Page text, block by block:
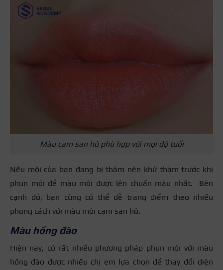
Màu cam san hô phù hợp với mọi độ tuổi
Nếu môi của bạn đang bị thâm nên khử thâm trước khi
phun môi để màu môi được lên chuẩn màu nhất.
Bên
cạnh đó, bạn cũng có thể dễ trang điểm theo nhiều
phong cách với màu môi cam san hô.
Màu hồng đào
Hiện nay, có rất nhiều phương pháp phun môi với màu
hồng đào được nhiều chị em lựa chọn để thay đổi diện